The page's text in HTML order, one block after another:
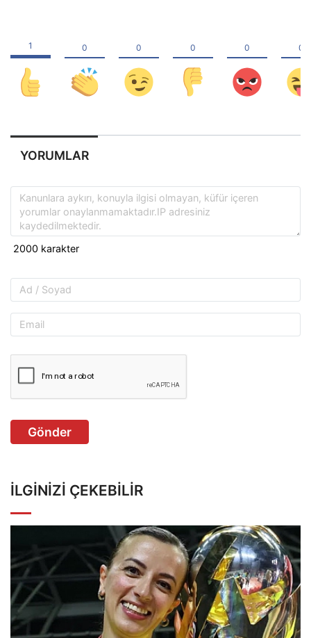
YORUMLAR
Gönder
İLGINIZI ÇEKEBILIR